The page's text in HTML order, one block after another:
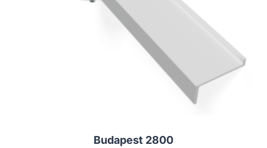
Budapest 2800